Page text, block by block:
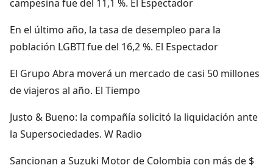
campesina fue del 11,1 %. El Espectador
En el último año, la tasa de desempleo para la
población LGBTI fue del 16,2 %. El Espectador
El Grupo Abra moverá un mercado de casi 50 millones
de viajeros al año. El Tiempo
Justo & Bueno: la compañía solicitó la liquidación ante
la Supersociedades. W Radio
Sancionan a Suzuki Motor de Colombia con más de $